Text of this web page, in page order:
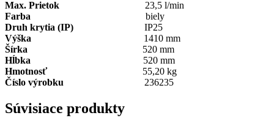
Max. Prietok
23,5 l/min
Farba biely
Druh krytia (IP) IP25
Výška
1410 mm
Šírka
520 mm
Hĺbka 520 mm
Hmotnosť55,20 kg
Číslo výrobku 236235
Súvisiace produkty